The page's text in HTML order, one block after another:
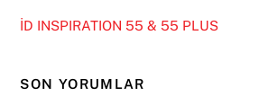
İD INSPIRATION 55 & 55 PLUS
SON YORUMLAR